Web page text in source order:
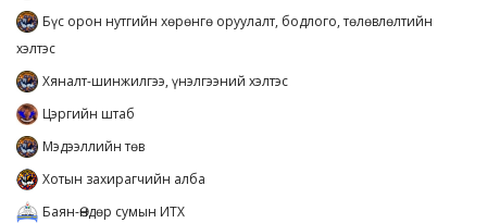
Бүс орон нутгийн хөрөнгө оруулалт, бодлого, төлөвлөлтийн
хэлтэс
Хяналт-шинжилгээ, үнэлгээний хэлтэс
Цэргийн штаб
Мэдээллийн төв
Хотын захирагчийн алба
Баян-Өндөр сумын ИТХ